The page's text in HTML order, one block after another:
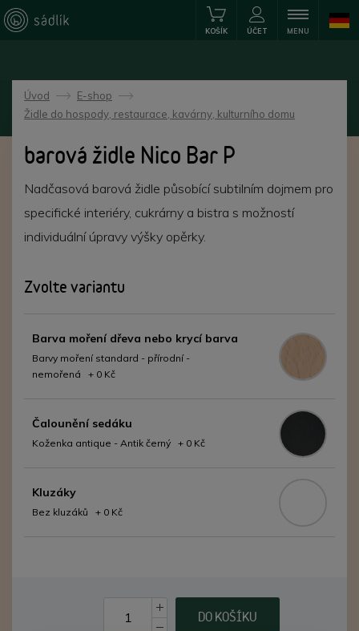
KOŠÍK ÚČET MENU
Úvod
->
E-shop
Židle do hospody, restaurace, kavárny, kulturního domu
barová židle Nico Bar P
Nadčasová barová židle působící subtilním dojmem pro
specifické interiéry, cukrárny a bistra s možností
individuální úpravy výšky opěrky.
Zvolte variantu
Barva moření dřeva nebo krycí barva
Barvy moření standard - přírodní -
nemořená + 0 Kč
Čalounění sedáku
Koženka antique - Antik černý + 0 Kč
Kluzáky
Bez kluzáků + 0 Kč
DO KOŠÍKU